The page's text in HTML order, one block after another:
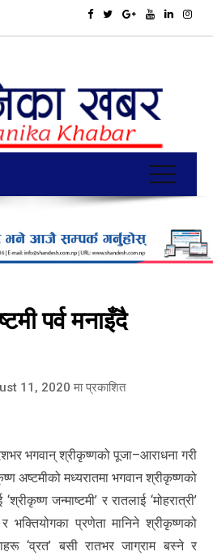
पर्व मनाइँदै
11, 2020 मा प्रकाशित
भगवान् श्रीकृष्णको पूजा–आराधना गरी
अष्टमीको मध्यरातमा भगवान श्रीकृष्णको
जन्माष्टमी’ र रातलाई ‘मोहरात्री’
भक्तियोगका प्रणेता मानिने श्रीकृष्णको
‘व्रत’ बसी रातभर जाग्राम बस्ने र